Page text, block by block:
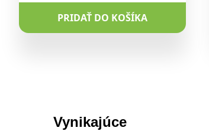
PRIDAŤ DO KOŠÍKA
Vynikajúce